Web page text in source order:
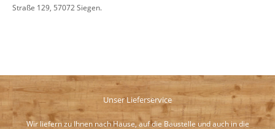
Straße 129, 57072 Siegen.
Unser Lieferservice
Wir liefern zu Ihnen nach Hause, auf die Baustelle und auch in die